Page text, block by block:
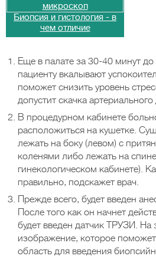
Биопсия и гистология - в
чем отличие
Еще в палате за 30-40 минут
пациенту вкалывают
поможет снизить уровень
допустит скачка
В процедурном кабинете
расположиться на кушетке.
лежать на боку (левом) с
коленями либо лежать на
гинекологическом кабинете).
правильно, подскажет врач.
Прежде всего, будет введен
После того как он начнет
будет введен датчик ТРУЗИ. На
изображение, которое
область для введения